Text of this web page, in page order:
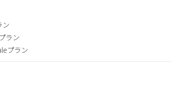
ン
ラン
プラン